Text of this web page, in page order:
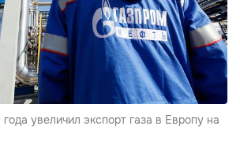
увеличил экспорт газа в Европу на